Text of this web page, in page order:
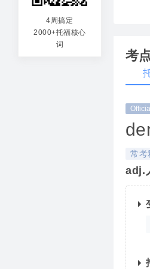
4周搞定
2000+托福核心
词
考
常考
adj.